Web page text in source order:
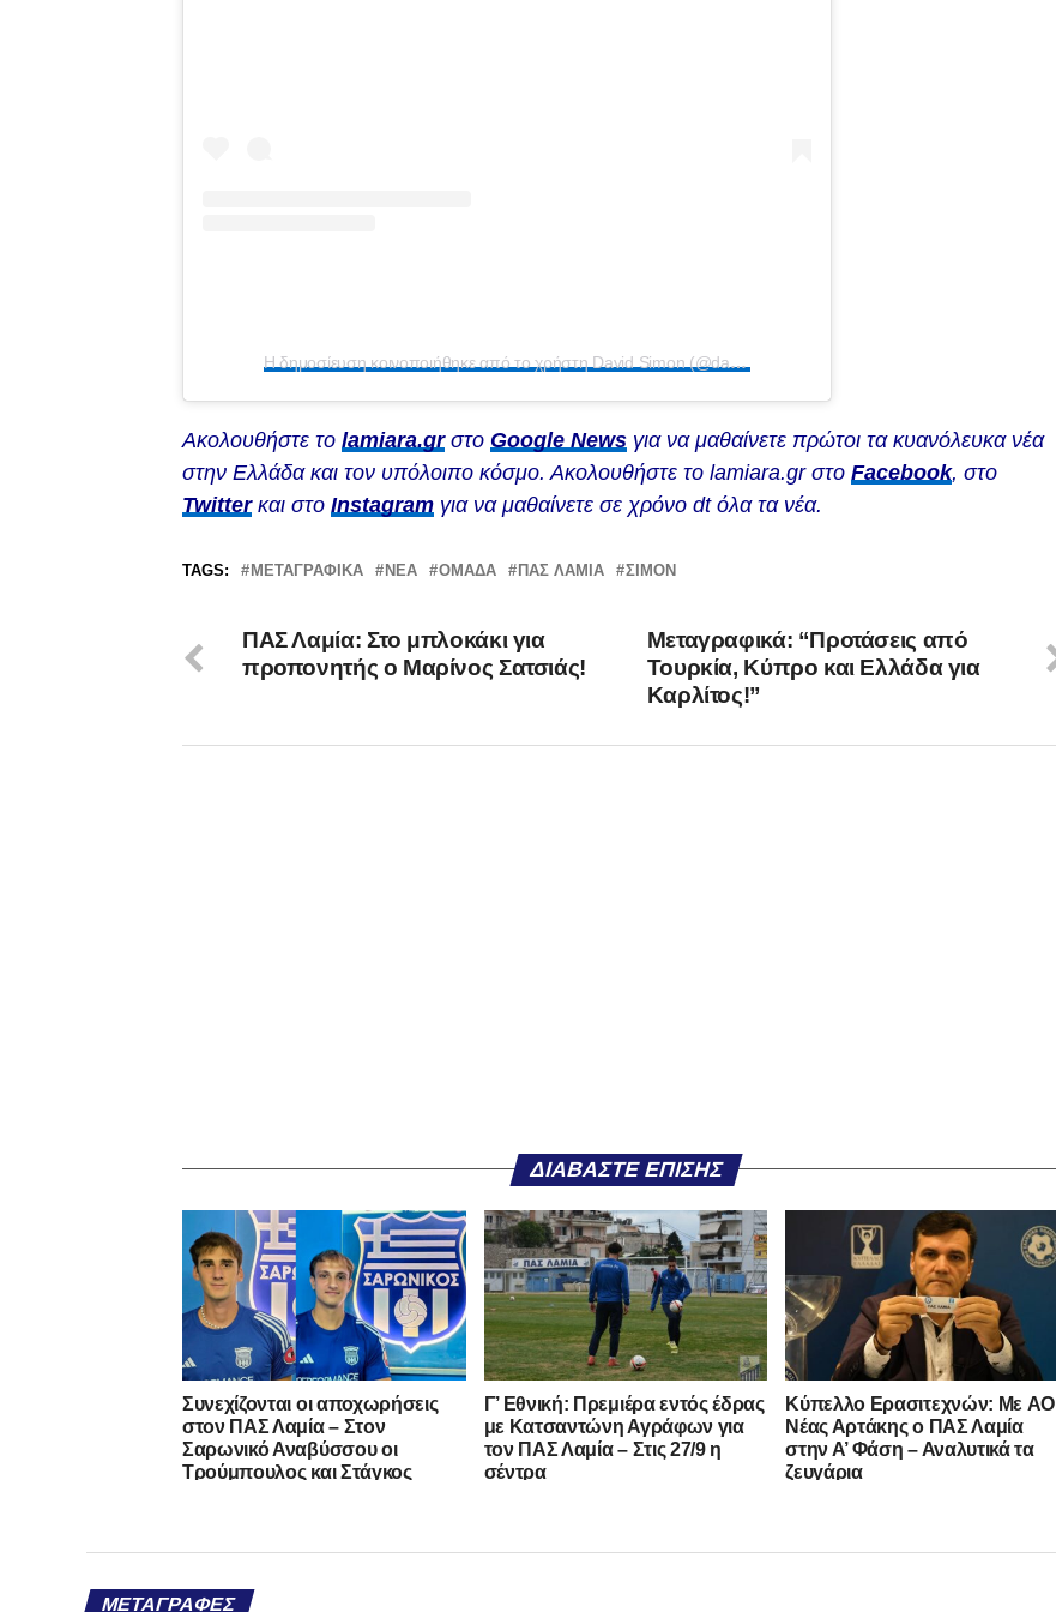
Η δημοσίευση κοινοποιήθηκε από το χρήστη David Simon (@davsimon2)
Ακολουθήστε το lamiara.grστο Google News για να μαθαίνετε πρώτοι τα κυανόλευκα νέα
στην Ελλάδα και τον υπόλοιπο κόσμο. Ακολουθήστε το lamiara.gr στο Facebook, στο
Twitterκαι στο Instagram για να μαθαίνετε σε χρόνο dt όλα τα νέα.
TAGS: ΜΕΤΑΓΡΑΦΙΚΆ ΝΈΑ ΟΜΆΔΑ ΠΑΣ ΛΑΜΙΑ ΣΙΜΟΝ
Μεταγραφικά: “Προτάσεις από
Τουρκία, Κύπρο και Ελλάδα για
Καρλίτος!”
ΠΑΣ Λαμία: Στο μπλοκάκι για
προπονητής ο Μαρίνος Σατσιάς!
ΔΙΑΒΆΣΤΕ ΕΠΊΣΗΣ
Συνεχίζονται οι αποχωρήσεις
στον ΠΑΣ Λαμία – Στον
Σαρωνικό Αναβύσσου οι
Τρούμπουλος και Στάγκος
Γ’ Εθνική: Πρεμιέρα εντός έδρας
με Κατσαντώνη Αγράφων για
τον ΠΑΣ Λαμία – Στις 27/9 η
σέντρα
Kύπελλο Ερασιτεχνών: Με AO
Nέας Αρτάκης ο ΠΑΣ Λαμία
στην Α’ Φάση – Αναλυτικά τα
ζευγάρια
ΜΕΤΑΓΡΑΦΈΣ